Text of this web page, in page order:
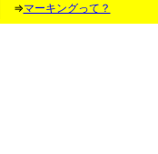
⇒マーキングって？